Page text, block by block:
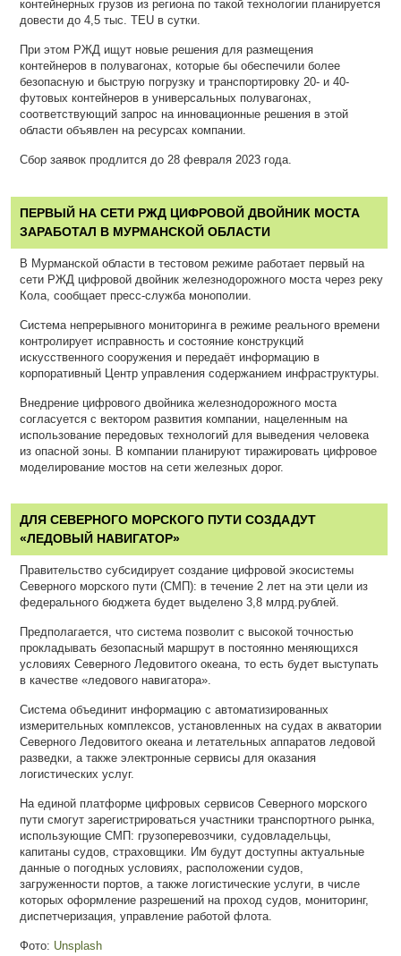
контейнерных грузов из региона по такой технологии планируется
довести до 4,5 тыс. TEU в сутки.
При этом РЖД ищут новые решения для размещения
контейнеров в полувагонах, которые бы обеспечили более
безопасную и быструю погрузку и транспортировку 20- и 40-
футовых контейнеров в универсальных полувагонах,
соответствующий запрос на инновационные решения в этой
области объявлен на ресурсах компании.
Сбор заявок продлится до 28 февраля 2023 года.
ПЕРВЫЙ НА СЕТИ РЖД ЦИФРОВОЙ ДВОЙНИК МОСТА
ЗАРАБОТАЛ В МУРМАНСКОЙ ОБЛАСТИ
В Мурманской области в тестовом режиме работает первый на
сети РЖД цифровой двойник железнодорожного моста через реку
Кола, сообщает пресс-служба монополии.
Система непрерывного мониторинга в режиме реального времени
контролирует исправность и состояние конструкций
искусственного сооружения и передаёт информацию в
корпоративный Центр управления содержанием инфраструктуры.
Внедрение цифрового двойника железнодорожного моста
согласуется с вектором развития компании, нацеленным на
использование передовых технологий для выведения человека
из опасной зоны. В компании планируют тиражировать цифровое
моделирование мостов на сети железных дорог.
ДЛЯ СЕВЕРНОГО МОРСКОГО ПУТИ СОЗДАДУТ
«ЛЕДОВЫЙ НАВИГАТОР»
Правительство субсидирует создание цифровой экосистемы
Северного морского пути (СМП): в течение 2 лет на эти цели из
федерального бюджета будет выделено 3,8 млрд.рублей.
Предполагается, что система позволит с высокой точностью
прокладывать безопасный маршрут в постоянно меняющихся
условиях Северного Ледовитого океана, то есть будет выступать
в качестве «ледового навигатора».
Система объединит информацию с автоматизированных
измерительных комплексов, установленных на судах в акватории
Северного Ледовитого океана и летательных аппаратов ледовой
разведки, а также электронные сервисы для оказания
логистических услуг.
На единой платформе цифровых сервисов Северного морского
пути смогут зарегистрироваться участники транспортного рынка,
использующие СМП: грузоперевозчики, судовладельцы,
капитаны судов, страховщики. Им будут доступны актуальные
данные о погодных условиях, расположении судов,
загруженности портов, а также логистические услуги, в числе
которых оформление разрешений на проход судов, мониторинг,
диспетчеризация, управление работой флота.
Фото: Unsplash